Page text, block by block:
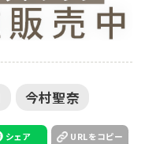
今村聖奈
シェア URLをコピー